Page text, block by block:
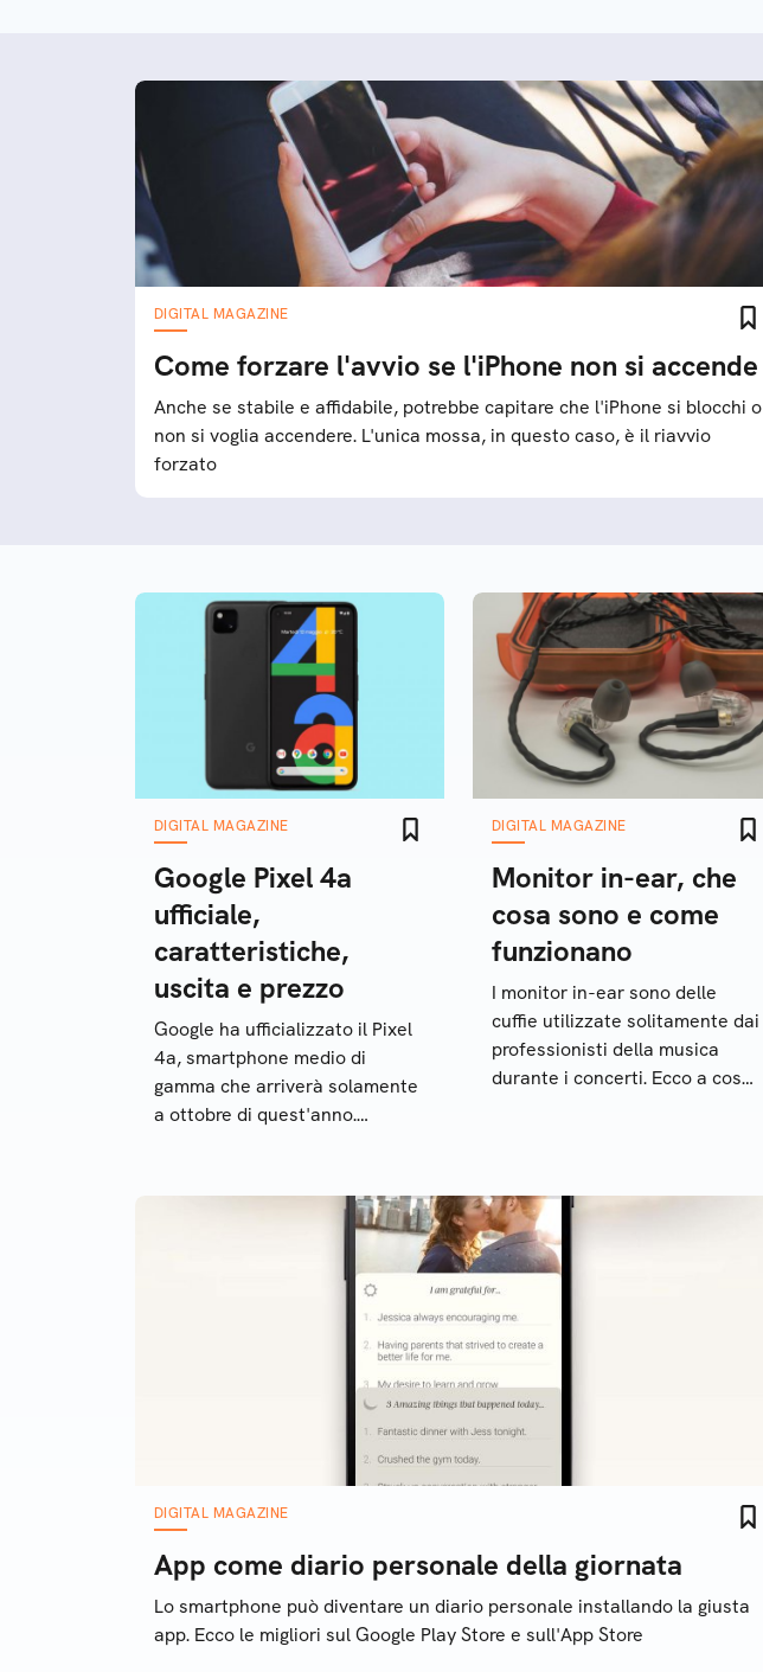
DIGITAL MAGAZINE
Come forzare l'avvio se l'iPhone non si accende
Anche se stabile e affidabile, potrebbe capitare che l'iPhone si blocchi o
non si voglia accendere. L'unica mossa, in questo caso, è il riavvio
forzato
DIGITAL MAGAZINE
Google Pixel 4a
ufficiale,
caratteristiche,
uscita e prezzo
Google ha ufficializzato il Pixel
4a, smartphone medio di
gamma che arriverà solamente
a ottobre di quest'anno.
DIGITAL MAGAZINE
Monitor in-ear, che
cosa sono e come
funzionano
I monitor in-ear sono delle
cuffie utilizzate solitamente dai
professionisti della musica
durante i concerti. Ecco a cosa
DIGITAL MAGAZINE
App come diario personale della giornata
Lo smartphone può diventare un diario personale installando la giusta
app. Ecco le migliori sul Google Play Store e sull'App Store